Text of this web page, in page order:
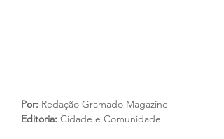
Por: Redação Gramado Magazine
Editoria: Cidade e Comunidade